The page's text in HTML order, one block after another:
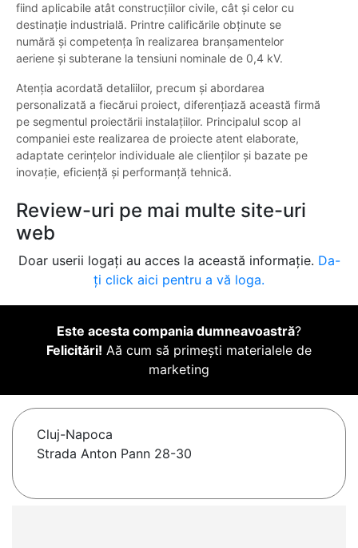
fiind aplicabile atât construcțiilor civile, cât și celor cu
destinație industrială. Printre calificările obținute se
numără și competența în realizarea branșamentelor
aeriene și subterane la tensiuni nominale de 0,4 kV.
Atenția acordată detaliilor, precum și abordarea
personalizată a fiecărui proiect, diferențiază această firmă
pe segmentul proiectării instalațiilor. Principalul scop al
companiei este realizarea de proiecte atent elaborate,
adaptate cerințelor individuale ale clienților și bazate pe
inovație, eficiență și performanță tehnică.
Review-uri pe mai multe site-uri
web
Doar userii logați au acces la această informație. Da-
ți click aici pentru a vă loga.
Este acesta compania dumneavoastră?
Felicitări! Aă cum să primești materialele de
marketing
Cluj-Napoca
Strada Anton Pann 28-30